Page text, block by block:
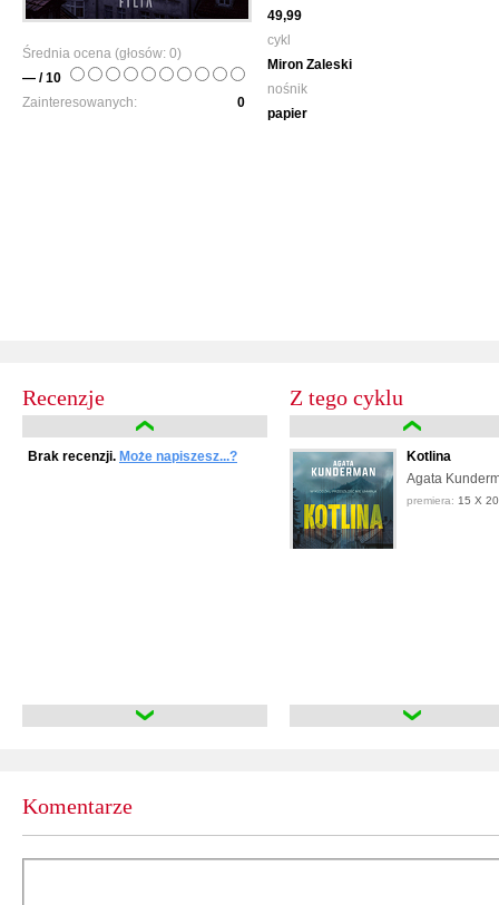
Średnia ocena (głosów: 0)
— / 10
0
Zainteresowanych:
49,99
cykl
Miron Zaleski
nośnik
papier
Recenzje
Brak recenzji. Może napiszesz...?
Z tego cyklu
Kotlina
Agata
premiera: 15 X
Komentarze